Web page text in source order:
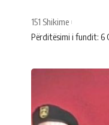
Përditësimi i fundit: 6
151 Shikime